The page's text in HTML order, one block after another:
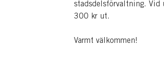
stadsdelsförvaltning. Vid
300 kr ut.
Varmt välkommen!